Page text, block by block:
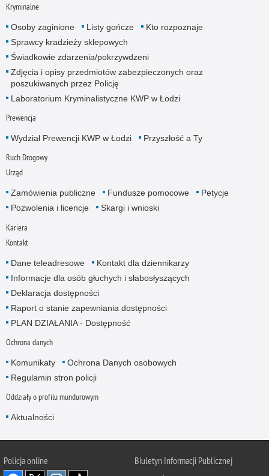
Kryminalne
Osoby zaginione Listy gończe
Kto rozpoznaje
Sprawcy kradzieży sklepowych
Świadkowie zdarzenia/pokrzywdzeni
Zdjęcia i opisy przedmiotów zabezpieczonych oraz
poszukiwanych przez Policję
Laboratorium Kryminalistyczne KWP w Łodzi
Prewencja
Wydział Prewencji KWP w Łodzi Przyszłość a Ty
Ruch Drogowy
Urząd
Zamówienia publiczne Fundusze pomocowe
Petycje
Pozwolenia i licencje
Skargi i wnioski
Kariera
Kontakt
Dane teleadresowe
Kontakt dla dziennikarzy
Informacje dla osób głuchych i słabosłyszących
Deklaracja dostępności
Raport o stanie zapewniania dostępności
PLAN DZIAŁANIA - Dostępność
Ochrona danych
Komunikaty
Ochrona Danych osobowych
Regulamin stron policji
Oddziały o profilu mundurowym
Aktualności
Policja online
Biuletyn Informacji Publicznej